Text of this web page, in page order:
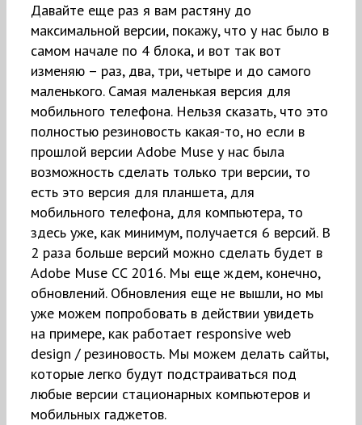
Давайте еще раз я вам растяну до
максимальной версии, покажу, что у нас было в
самом начале по 4 блока, и вот так вот
изменяю – раз, два, три, четыре и до самого
маленького. Самая маленькая версия для
мобильного телефона. Нельзя сказать, что это
полностью резиновость какая-то, но если в
прошлой версии Adobe Muse у нас была
возможность сделать только три версии, то
есть это версия для планшета, для
мобильного телефона, для компьютера, то
здесь уже, как минимум, получается 6 версий. В
2 раза больше версий можно сделать будет в
Adobe Muse CC 2016. Мы еще ждем, конечно,
обновлений. Обновления еще не вышли, но мы
уже можем попробовать в действии увидеть
на примере, как работает responsive web
design / резиновость. Мы можем делать сайты,
которые легко будут подстраиваться под
любые версии стационарных компьютеров и
мобильных гаджетов.